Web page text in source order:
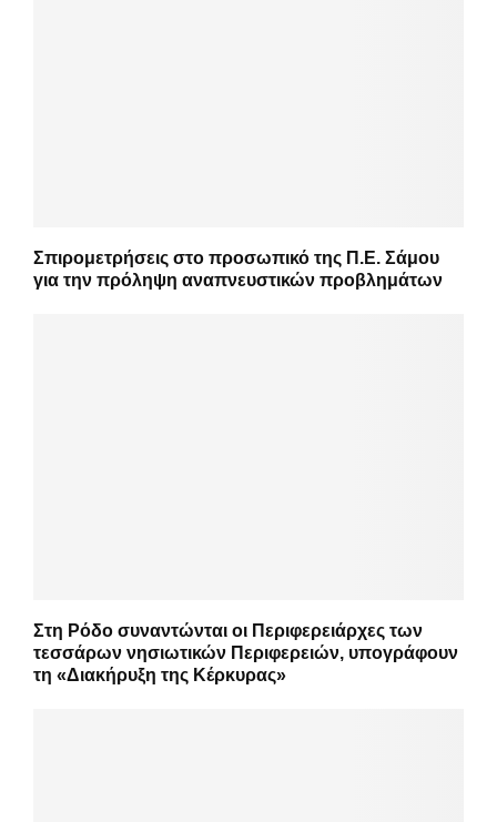
Σπιρομετρήσεις στο προσωπικό της Π.Ε. Σάμου
για την πρόληψη αναπνευστικών προβλημάτων
Στη Ρόδο συναντώνται οι Περιφερειάρχες των
τεσσάρων νησιωτικών Περιφερειών, υπογράφουν
τη «Διακήρυξη της Κέρκυρας»